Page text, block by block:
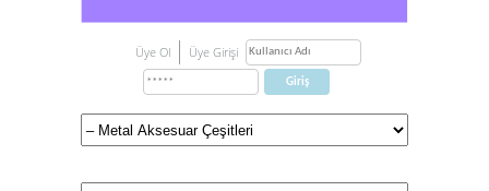
Üye Ol Üye Girişi